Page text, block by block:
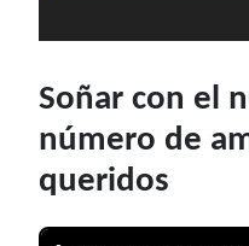
Soñar con el
número de
queridos